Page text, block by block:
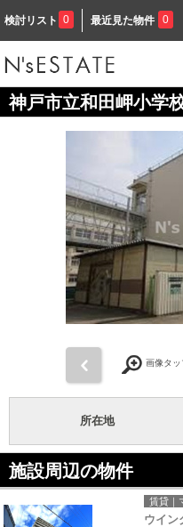
検討リスト 0 最近見た物件 0
神戸市立和田岬小学
画像タッ
所在地
施設周辺の物件
賃貸｜
ウイン